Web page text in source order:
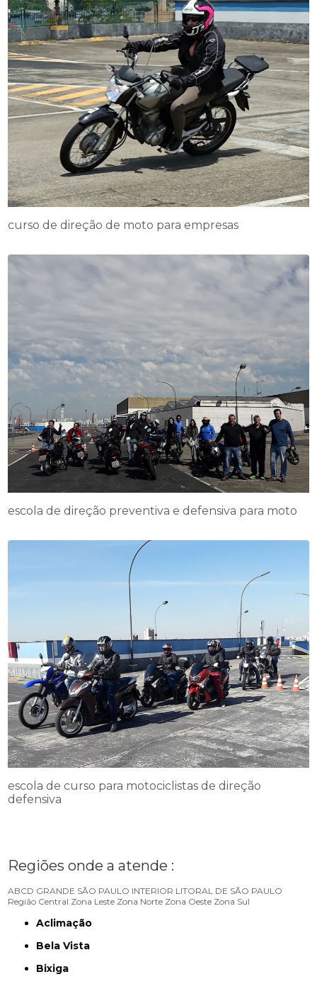
curso de direção de moto para empresas
escola de direção preventiva e defensiva para moto
escola de curso para motociclistas de direção
defensiva
Regiões onde a atende :
ABCD GRANDE SÃO PAULO INTERIOR LITORAL DE SÃO PAULO
Região Central Zona Leste Zona Norte Zona Oeste Zona Sul
Aclimação
Bela Vista
Bixiga